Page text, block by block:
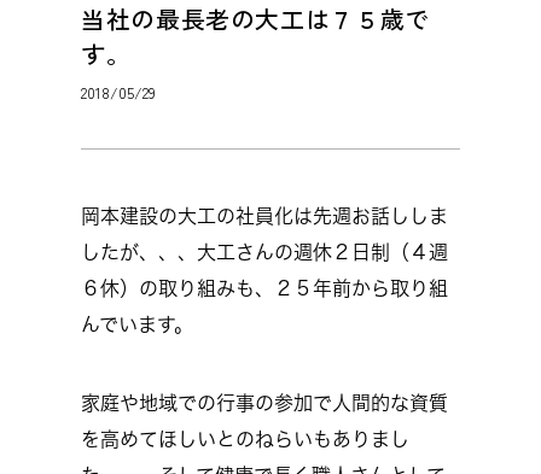
当社の最長老の大工は７５歳で
す。
2018/05/29
岡本建設の大工の社員化は先週お話ししま
したが、、、大工さんの週休２日制（４週
６休）の取り組みも、２５年前から取り組
んでいます。
家庭や地域での行事の参加で人間的な資質
を高めてほしいとのねらいもありまし